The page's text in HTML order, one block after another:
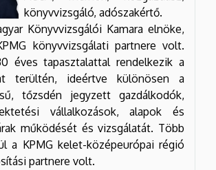
könyvvizsgáló, adószakértő.
Könyvvizsgálói Kamara elnöke,
könyvvizsgálati partnere volt.
éves tapasztalattal rendelkezik a
terültén, ideértve különösen a
tőzsdén jegyzett gazdálkodók,
vállalkozások, alapok és
működését és vizsgálatát. Több
a KPMG kelet-középeurópai régió
partnere volt.